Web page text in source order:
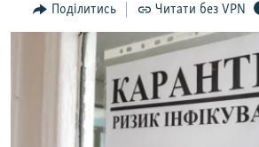
навігації
Перейти
пошуку
БЛОГИ
ІНТЕРВ'Ю
ВСЕ ЗА ДЕНЬ
СПЕЦПРОЕКТИ
Поділитись Читати без VPN